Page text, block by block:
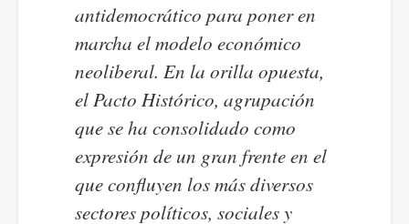
antidemocrático para poner en
marcha el modelo económico
neoliberal. En la orilla opuesta,
el Pacto Histórico, agrupación
que se ha consolidado como
expresión de un gran frente en el
que confluyen los más diversos
sectores políticos, sociales y